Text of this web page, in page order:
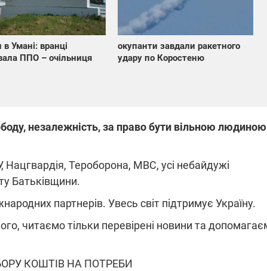
в Умані: вранці
ППО – очільниця
окупанти завдали ракетного
удару по Коростеню
незалежність, за право бути вільною
Тероборона, МВС, усі небайдужі
Батьківщини.
партнерів. Увесь світ підтримує Україну.
читаємо тільки перевірені новини та
КОШТІВ НА ПОТРЕБИ